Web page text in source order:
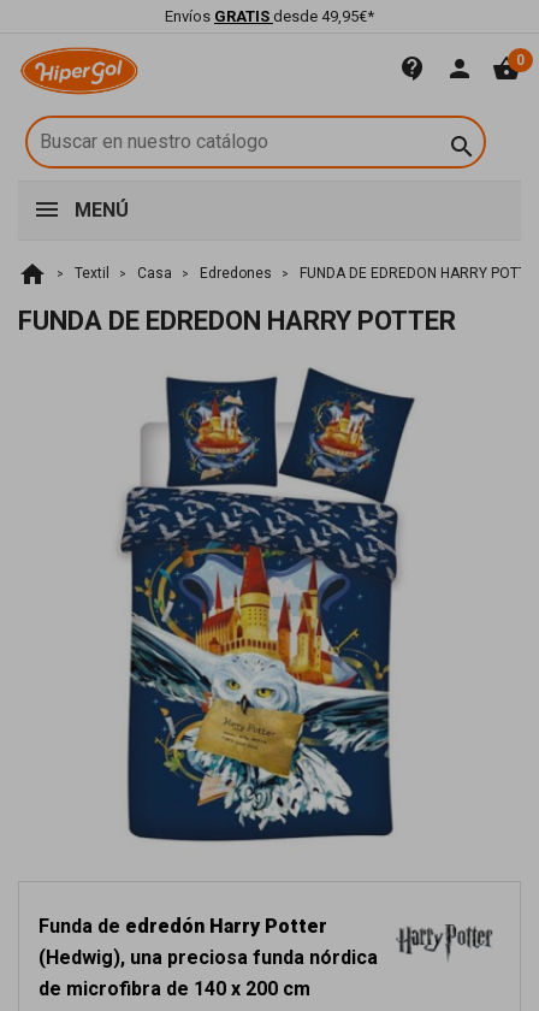
Envíos GRATIS desde 49,95€*
contact_support person shopping_basket0

MENÚ
home Textil Casa Edredones FUNDA DE EDREDON HARRY
FUNDA DE EDREDON HARRY POTTER
Funda de edredón Harry Potter
(Hedwig), una preciosa funda nórdica
de microfibra de 140 x 200 cm